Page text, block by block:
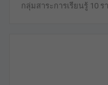
กลุ่มสาระการเรียนรู้ 10